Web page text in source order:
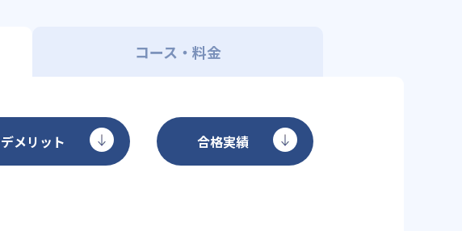
コース・料金
メリット 合格実績